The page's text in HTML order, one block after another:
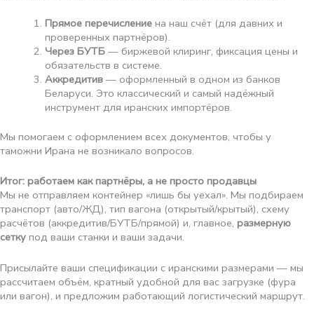
Прямое перечислениена наш счёт (для давних и
проверенных партнёров).
Через БУТБ— биржевой клиринг, фиксация цены и
обязательств в системе.
Аккредитив— оформленный в одном из банков
Беларуси. Это классический и самый надёжный
инструмент для иранских импортёров.
Мы помогаем с оформлением всех документов, чтобы у
таможни Ирана не возникало вопросов.
Итог: работаем как партнёры, а не просто продавцы
Мы не отправляем контейнер «лишь бы уехал». Мы подбираем
транспорт (авто/ЖД), тип вагона (открытый/крытый), схему
расчётов (аккредитив/БУТБ/прямой) и, главное, размерную
сетку под ваши станки и ваши задачи.
Присылайте ваши спецификации с иранскими размерами — мы
рассчитаем объём, кратный удобной для вас загрузке (фура
или вагон), и предложим работающий логистический маршрут.